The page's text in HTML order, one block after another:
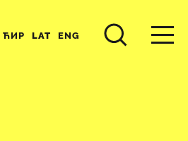
ЋИР LAT ENG